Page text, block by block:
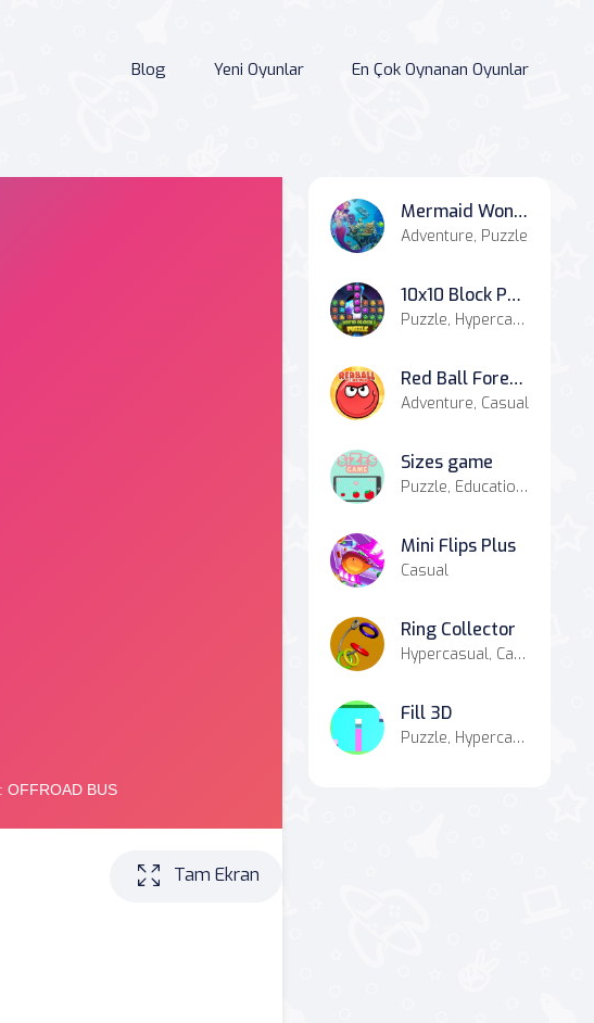
Blog Yeni Oyunlar En Çok Oynanan Oyunlar
Tam Ekran
Mermaid Wonders Hidden Object
Adventure, Puzzle
10x10 Block Puzzle
Puzzle, Hypercasual, Casual
Red Ball Forever
Adventure, Casual
Sizes game
Puzzle, Educational
Mini Flips Plus
Casual
Ring Collector
Hypercasual, Casual
Fill 3D
Puzzle, Hypercasual, Casual